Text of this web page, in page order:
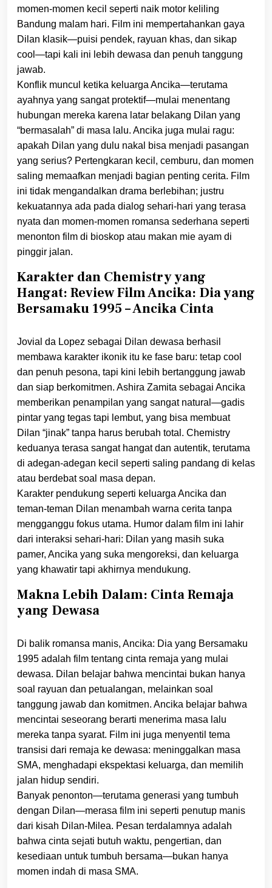
momen-momen kecil seperti naik motor keliling
Bandung malam hari. Film ini mempertahankan gaya
Dilan klasik—puisi pendek, rayuan khas, dan sikap
cool—tapi kali ini lebih dewasa dan penuh tanggung
jawab.
Konflik muncul ketika keluarga Ancika—terutama
ayahnya yang sangat protektif—mulai menentang
hubungan mereka karena latar belakang Dilan yang
“bermasalah” di masa lalu. Ancika juga mulai ragu:
apakah Dilan yang dulu nakal bisa menjadi pasangan
yang serius? Pertengkaran kecil, cemburu, dan momen
saling memaafkan menjadi bagian penting cerita. Film
ini tidak mengandalkan drama berlebihan; justru
kekuatannya ada pada dialog sehari-hari yang terasa
nyata dan momen-momen romansa sederhana seperti
menonton film di bioskop atau makan mie ayam di
pinggir jalan.
Karakter dan Chemistry yang
Hangat: Review Film Ancika: Dia yang
Bersamaku 1995 – Ancika Cinta
Jovial da Lopez sebagai Dilan dewasa berhasil
membawa karakter ikonik itu ke fase baru: tetap cool
dan penuh pesona, tapi kini lebih bertanggung jawab
dan siap berkomitmen. Ashira Zamita sebagai Ancika
memberikan penampilan yang sangat natural—gadis
pintar yang tegas tapi lembut, yang bisa membuat
Dilan “jinak” tanpa harus berubah total. Chemistry
keduanya terasa sangat hangat dan autentik, terutama
di adegan-adegan kecil seperti saling pandang di kelas
atau berdebat soal masa depan.
Karakter pendukung seperti keluarga Ancika dan
teman-teman Dilan menambah warna cerita tanpa
mengganggu fokus utama. Humor dalam film ini lahir
dari interaksi sehari-hari: Dilan yang masih suka
pamer, Ancika yang suka mengoreksi, dan keluarga
yang khawatir tapi akhirnya mendukung.
Makna Lebih Dalam: Cinta Remaja
yang Dewasa
Di balik romansa manis, Ancika: Dia yang Bersamaku
1995 adalah film tentang cinta remaja yang mulai
dewasa. Dilan belajar bahwa mencintai bukan hanya
soal rayuan dan petualangan, melainkan soal
tanggung jawab dan komitmen. Ancika belajar bahwa
mencintai seseorang berarti menerima masa lalu
mereka tanpa syarat. Film ini juga menyentil tema
transisi dari remaja ke dewasa: meninggalkan masa
SMA, menghadapi ekspektasi keluarga, dan memilih
jalan hidup sendiri.
Banyak penonton—terutama generasi yang tumbuh
dengan Dilan—merasa film ini seperti penutup manis
dari kisah Dilan-Milea. Pesan terdalamnya adalah
bahwa cinta sejati butuh waktu, pengertian, dan
kesediaan untuk tumbuh bersama—bukan hanya
momen indah di masa SMA.